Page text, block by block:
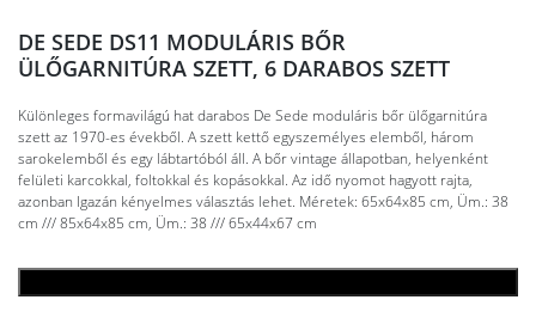
DE SEDE DS11 MODULÁRIS BŐR
ÜLŐGARNITÚRA SZETT, 6 DARABOS SZETT
Különleges formavilágú hat darabos De Sede moduláris bőr ülőgarnitúra
szett az 1970-es évekből. A szett kettő egyszemélyes elemből, három
sarokelemből és egy lábtartóból áll. A bőr vintage állapotban, helyenként
felületi karcokkal, foltokkal és kopásokkal. Az idő nyomot hagyott rajta,
azonban Igazán kényelmes választás lehet. Méretek: 65x64x85 cm, Üm.: 38
cm /// 85x64x85 cm, Üm.: 38 /// 65x44x67 cm